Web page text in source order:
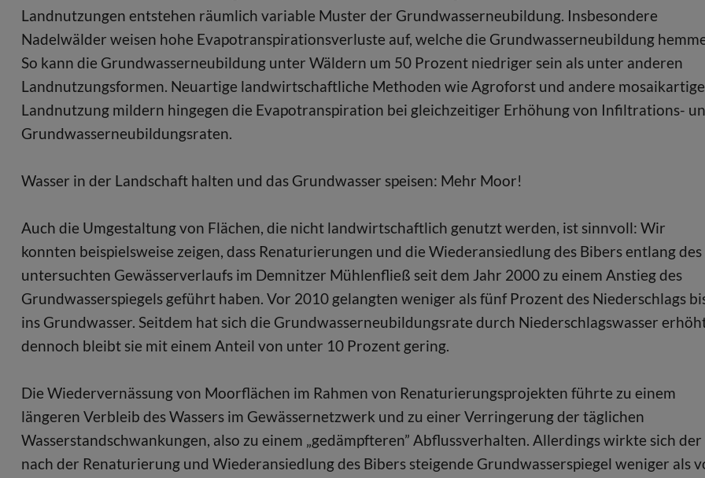
Landnutzungen entstehen räumlich variable Muster der Grundwasserneubildung. Insbesondere
Nadelwälder weisen hohe Evapotranspirationsverluste auf, welche die Grundwasserneubildung
So kann die Grundwasserneubildung unter Wäldern um 50 Prozent niedriger sein als unter anderen
Landnutzungsformen. Neuartige landwirtschaftliche Methoden wie Agroforst und andere mosaikartige
Landnutzung mildern hingegen die Evapotranspiration bei gleichzeitiger Erhöhung von Infiltrations-
Grundwasserneubildungsraten.
Wasser in der Landschaft halten und das Grundwasser speisen: Mehr Moor!
Auch die Umgestaltung von Flächen, die nicht landwirtschaftlich genutzt werden, ist sinnvoll: Wir
konnten beispielsweise zeigen, dass Renaturierungen und die Wiederansiedlung des Bibers entlang des
untersuchten Gewässerverlaufs im Demnitzer Mühlenfließ seit dem Jahr 2000 zu einem Anstieg des
Grundwasserspiegels geführt haben. Vor 2010 gelangten weniger als fünf Prozent des Niederschlags
ins Grundwasser. Seitdem hat sich die Grundwasserneubildungsrate durch Niederschlagswasser
dennoch bleibt sie mit einem Anteil von unter 10 Prozent gering.
Die Wiedervernässung von Moorflächen im Rahmen von Renaturierungsprojekten führte zu einem
längeren Verbleib des Wassers im Gewässernetzwerk und zu einer Verringerung der täglichen
Wasserstandschwankungen, also zu einem „gedämpfteren” Abflussverhalten. Allerdings wirkte sich der
nach der Renaturierung und Wiederansiedlung des Bibers steigende Grundwasserspiegel weniger als